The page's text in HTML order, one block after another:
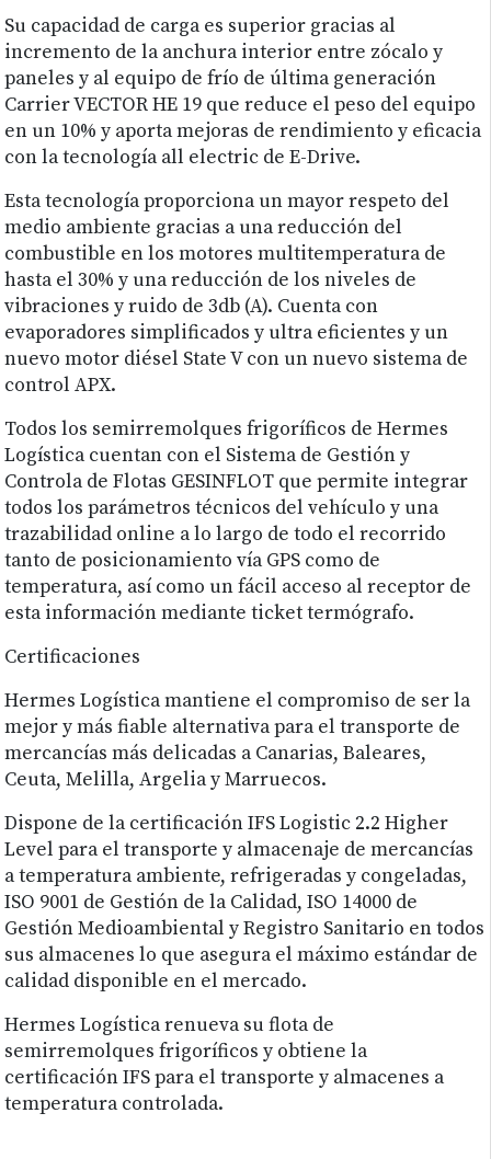
Su capacidad de carga es superior gracias al
incremento de la anchura interior entre zócalo y
paneles y al equipo de frío de última generación
Carrier VECTOR HE 19 que reduce el peso del equipo
en un 10% y aporta mejoras de rendimiento y eficacia
con la tecnología all electric de E-Drive.
Esta tecnología proporciona un mayor respeto del
medio ambiente gracias a una reducción del
combustible en los motores multitemperatura de
hasta el 30% y una reducción de los niveles de
vibraciones y ruido de 3db (A). Cuenta con
evaporadores simplificados y ultra eficientes y un
nuevo motor diésel State V con un nuevo sistema de
control APX.
Todos los semirremolques frigoríficos de Hermes
Logística cuentan con el Sistema de Gestión y
Controla de Flotas GESINFLOT que permite integrar
todos los parámetros técnicos del vehículo y una
trazabilidad online a lo largo de todo el recorrido
tanto de posicionamiento vía GPS como de
temperatura, así como un fácil acceso al receptor de
esta información mediante ticket termógrafo.
Certificaciones
Hermes Logística mantiene el compromiso de ser la
mejor y más fiable alternativa para el transporte de
mercancías más delicadas a Canarias, Baleares,
Ceuta, Melilla, Argelia y Marruecos.
Dispone de la certificación IFS Logistic 2.2 Higher
Level para el transporte y almacenaje de mercancías
a temperatura ambiente, refrigeradas y congeladas,
ISO 9001 de Gestión de la Calidad, ISO 14000 de
Gestión Medioambiental y Registro Sanitario en todos
sus almacenes lo que asegura el máximo estándar de
calidad disponible en el mercado.
Hermes Logística renueva su flota de
semirremolques frigoríficos y obtiene la
certificación IFS para el transporte y almacenes a
temperatura controlada.